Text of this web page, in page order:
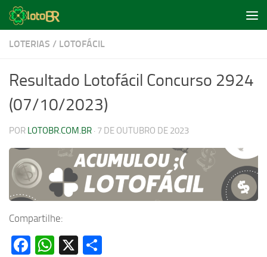
Skip to content
LOTERIAS / LOTOFÁCIL
Resultado Lotofácil Concurso 2924
(07/10/2023)
POR LOTOBR.COM.BR · 7 DE OUTUBRO DE 2023
Compartilhe:
Facebook
WhatsApp
X